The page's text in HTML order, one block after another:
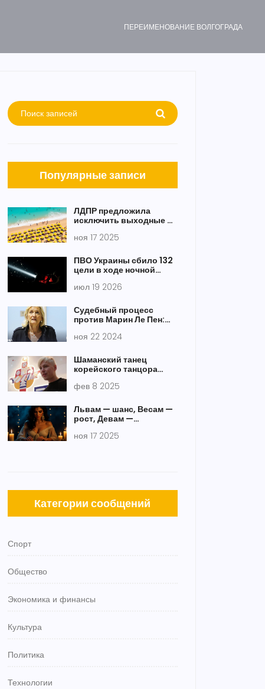
ПЕРЕИМЕНОВАНИЕ ВОЛГОГРАДА
Популярные записи
ЛДПР предложила
исключить выходные из
только рабочие
ноя 17 2025
ПВО Украины сбило 132
цели в ходе ночной
июл 19 2026
Судебный процесс
против Марин Ле Пен:
президентской гонке
ноя 22 2024
Шаманский танец
корейского танцора
pop
фев 8 2025
Львам — шанс, Весам —
рост, Девам —
гороскоп на 17 ноября
ноя 17 2025
Категории сообщений
Спорт
Общество
Экономика и финансы
Культура
Политика
Технологии